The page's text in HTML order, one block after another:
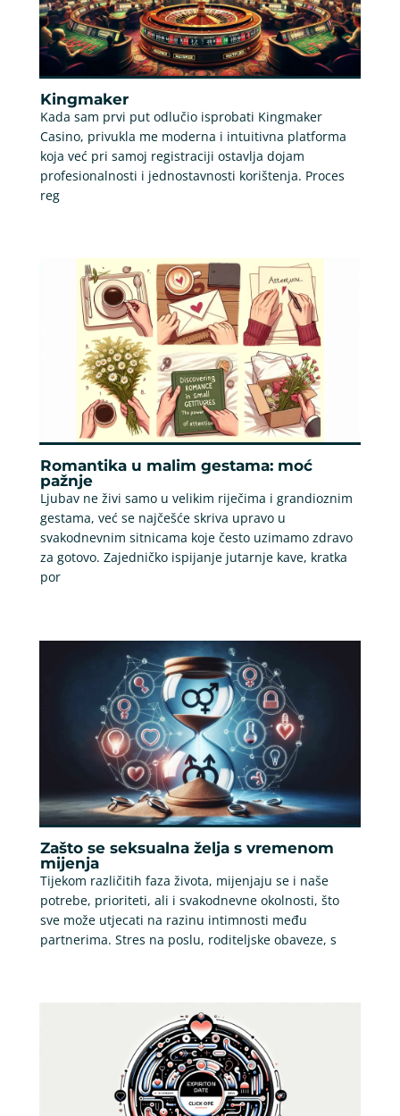
Kingmaker
Kada sam prvi put odlučio isprobati Kingmaker
Casino, privukla me moderna i intuitivna platforma
koja već pri samoj registraciji ostavlja dojam
profesionalnosti i jednostavnosti korištenja. Proces
reg
Romantika u malim gestama: moć
pažnje
Ljubav ne živi samo u velikim riječima i grandioznim
gestama, već se najčešće skriva upravo u
svakodnevnim sitnicama koje često uzimamo zdravo
za gotovo. Zajedničko ispijanje jutarnje kave, kratka
por
Zašto se seksualna želja s vremenom
mijenja
Tijekom različitih faza života, mijenjaju se i naše
potrebe, prioriteti, ali i svakodnevne okolnosti, što
sve može utjecati na razinu intimnosti među
partnerima. Stres na poslu, roditeljske obaveze, s